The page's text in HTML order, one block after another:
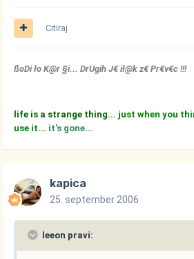
Citiraj
ßoDi ło K@r §i... DrUgih J€ ił@k z€ Pr€v€c !!!
life is a strange thing... just when you
use it... it's gone...
kapica
25. september 2006
leeon pravi: